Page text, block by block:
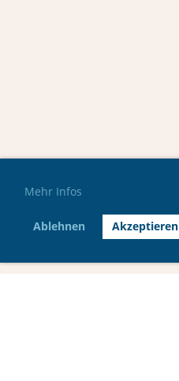
Mehr Infos
Ablehnen Akzeptieren